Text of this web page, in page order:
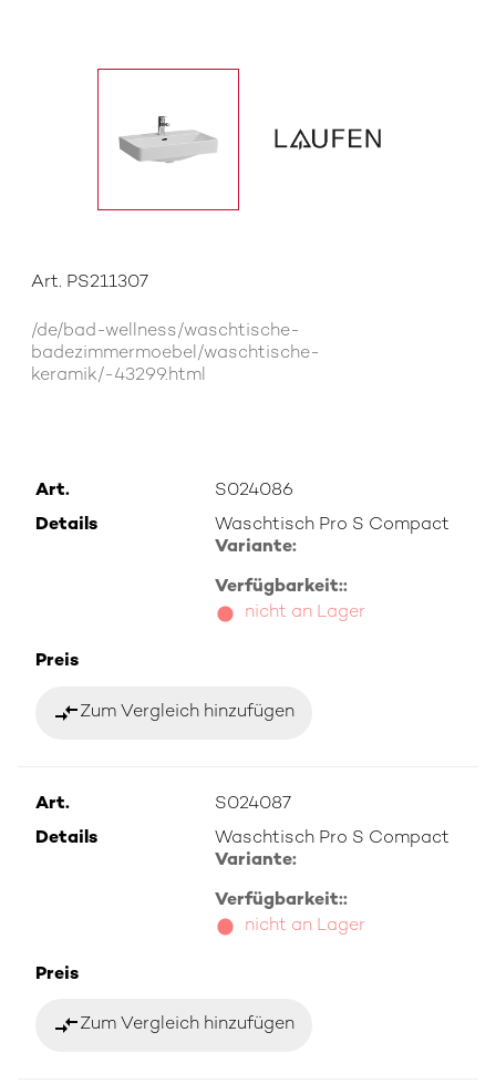
Art. PS211307
/de/bad-wellness/waschtische-
badezimmermoebel/waschtische-
keramik/-43299.html
Art.
S024086
Details
Waschtisch Pro S Compact
Variante:
Verfügbarkeit::
nicht an Lager
Preis
compare_arrowsZum Vergleich hinzufügen
Art.
S024087
Details
Waschtisch Pro S Compact
Variante:
Verfügbarkeit::
nicht an Lager
Preis
compare_arrowsZum Vergleich hinzufügen